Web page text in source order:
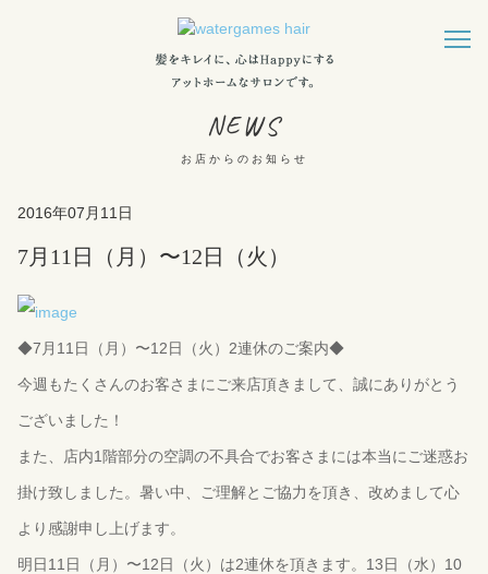
NEWS
お店からのお知らせ
2016年07月11日
7月11日（月）〜12日（火）
◆7月11日（月）〜12日（火）2連休のご案内◆
今週もたくさんのお客さまにご来店頂きまして、誠にありがとう
ございました！
また、店内1階部分の空調の不具合でお客さまには本当にご迷惑お
掛け致しました。暑い中、ご理解とご協力を頂き、改めまして心
より感謝申し上げます。
明日11日（月）〜12日（火）は2連休を頂きます。13日（水）10